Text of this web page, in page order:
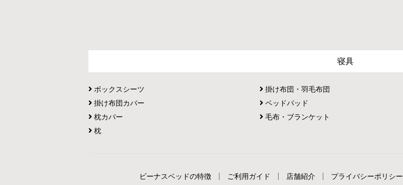
寝具
ボックスシーツ
掛け布団カバー
枕カバー
枕
掛け布団・羽毛布団
ベッドパッド
毛布・ブランケット
ビーナスベッドの特徴 ご利用ガイド 店舗紹介 プライバシーポリシー